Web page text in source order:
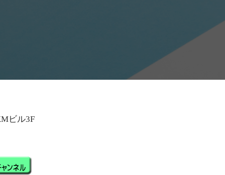
ビル3F